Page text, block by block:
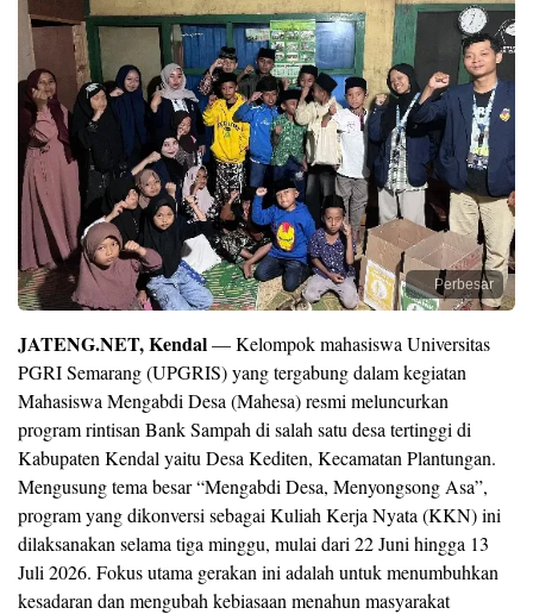
Perbesar
JATENG.NET, Kendal— Kelompok mahasiswa Universitas
PGRI Semarang (UPGRIS) yang tergabung dalam kegiatan
Mahasiswa Mengabdi Desa (Mahesa) resmi meluncurkan
program rintisan Bank Sampah di salah satu desa tertinggi di
Kabupaten Kendal yaitu Desa Kediten, Kecamatan Plantungan.
Mengusung tema besar “Mengabdi Desa, Menyongsong Asa”,
program yang dikonversi sebagai Kuliah Kerja Nyata (KKN) ini
dilaksanakan selama tiga minggu, mulai dari 22 Juni hingga 13
Juli 2026. Fokus utama gerakan ini adalah untuk menumbuhkan
kesadaran dan mengubah kebiasaan menahun masyarakat